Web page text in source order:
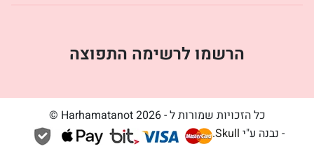
הרשמו לרשימה התפוצה
כל הזכויות שמורות ל - Harhamatanot 2026 ©
- נבנה ע"י Skull
.